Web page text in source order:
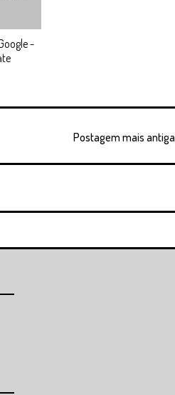
-
Postagem mais antiga